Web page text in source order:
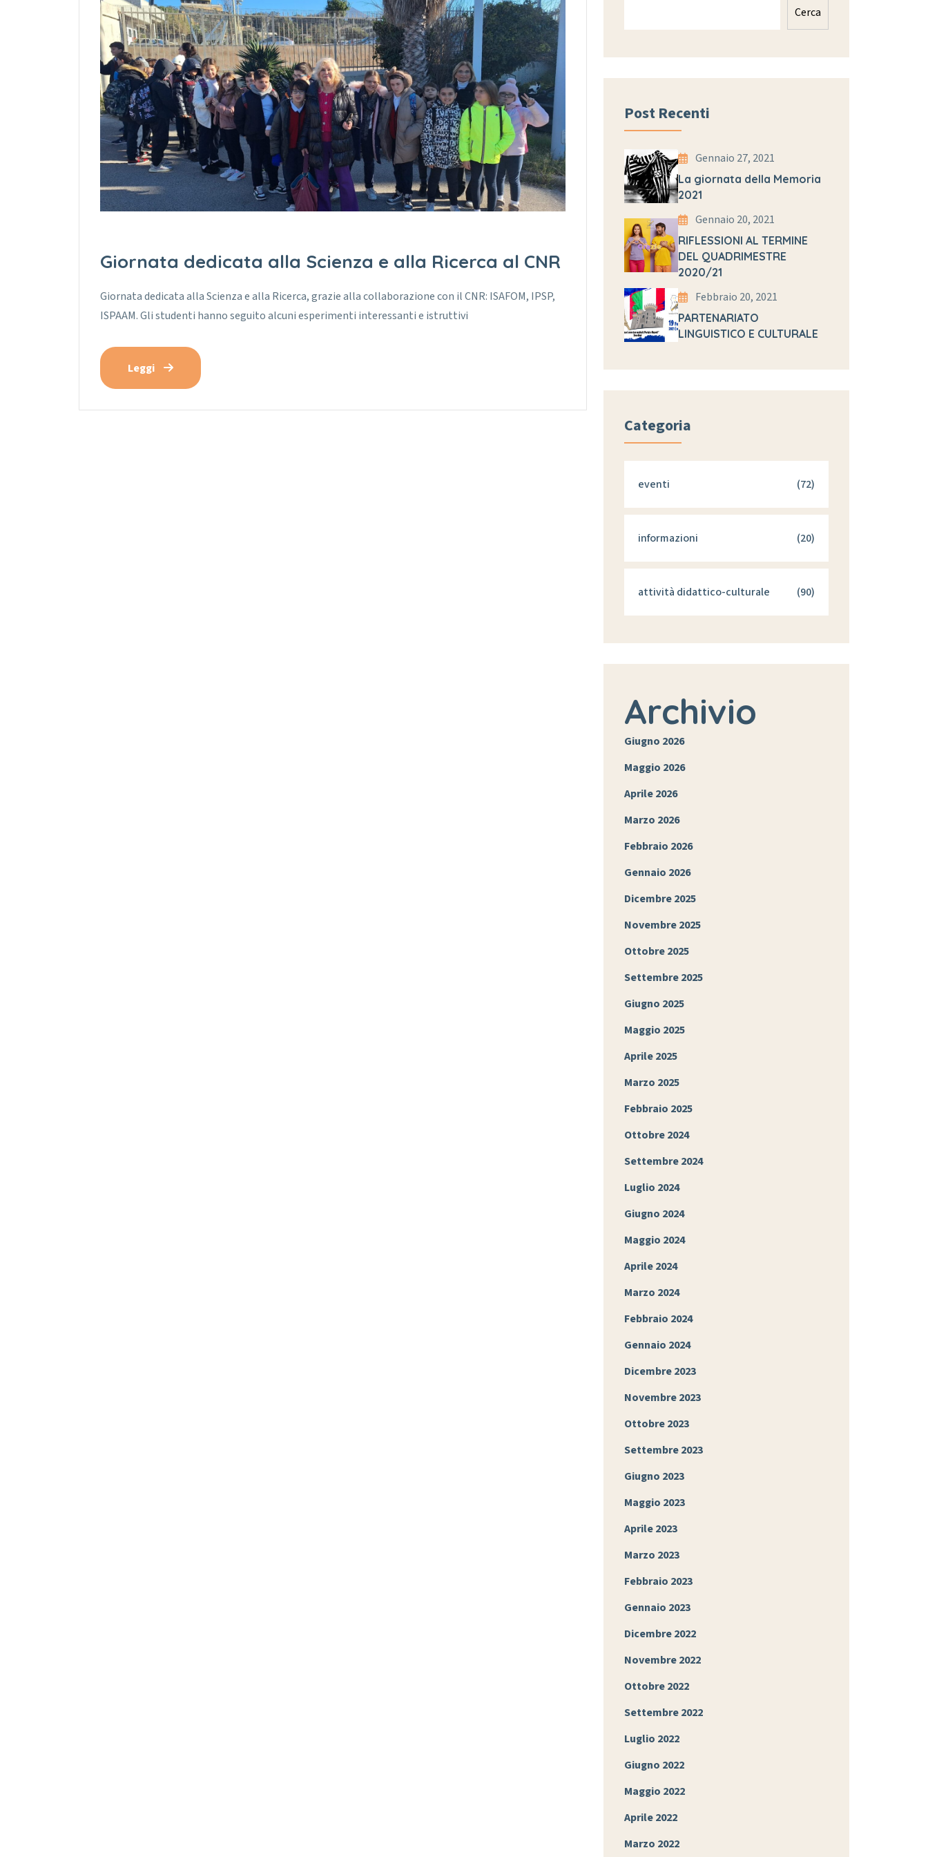
Giornata dedicata alla Scienza e alla Ricerca al CNR
Giornata dedicata alla Scienza e alla Ricerca, grazie alla collaborazione con il CNR: ISAFOM, IPSP,
ISPAAM. Gli studenti hanno seguito alcuni esperimenti interessanti e istruttivi
Leggi
Cerca
Post Recenti
Gennaio 27, 2021
La giornata della Memoria
2021
Gennaio 20, 2021
RIFLESSIONI AL TERMINE
DEL QUADRIMESTRE
2020/21
Febbraio 20, 2021
PARTENARIATO
LINGUISTICO E CULTURALE
Categoria
eventi (72)
informazioni (20)
attività didattico-culturale (90)
Archivio
Giugno 2026
Maggio 2026
Aprile 2026
Marzo 2026
Febbraio 2026
Gennaio 2026
Dicembre 2025
Novembre 2025
Ottobre 2025
Settembre 2025
Giugno 2025
Maggio 2025
Aprile 2025
Marzo 2025
Febbraio 2025
Ottobre 2024
Settembre 2024
Luglio 2024
Giugno 2024
Maggio 2024
Aprile 2024
Marzo 2024
Febbraio 2024
Gennaio 2024
Dicembre 2023
Novembre 2023
Ottobre 2023
Settembre 2023
Giugno 2023
Maggio 2023
Aprile 2023
Marzo 2023
Febbraio 2023
Gennaio 2023
Dicembre 2022
Novembre 2022
Ottobre 2022
Settembre 2022
Luglio 2022
Giugno 2022
Maggio 2022
Aprile 2022
Marzo 2022